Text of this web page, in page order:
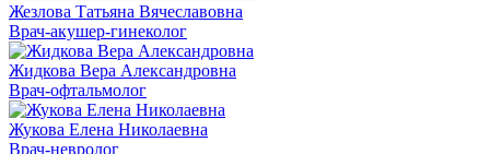
Жезлова Татьяна Вячеславовна
Врач-акушер-гинеколог
Жидкова Вера Александровна
Врач-офтальмолог
Жукова Елена Николаевна
Врач-невролог